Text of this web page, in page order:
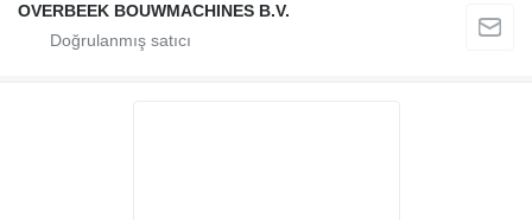
OVERBEEK BOUWMACHINES B.V.